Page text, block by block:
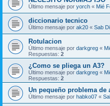
Último mensaje por yorch « Mié
diccionario tecnico
Último mensaje por ak20 « Sab
Rotulacion
Último mensaje por darkgreg «
Respuestas: 2
¿Como se pliega un A3?
Último mensaje por darkgreg «
Respuestas: 2
Un pequeño problema de
Último mensaje por habko07 «